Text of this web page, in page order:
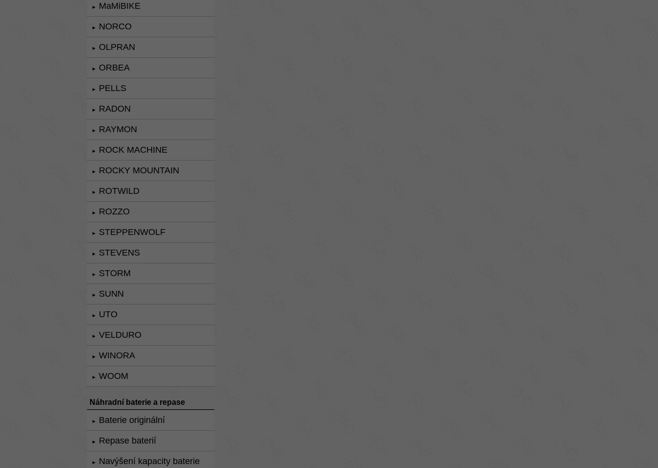
► MaMiBIKE
► NORCO
► OLPRAN
► ORBEA
► PELLS
► RADON
► RAYMON
► ROCK MACHINE
► ROCKY MOUNTAIN
► ROTWILD
► ROZZO
► STEPPENWOLF
► STEVENS
► STORM
► SUNN
► UTO
► VELDURO
► WINORA
► WOOM
Náhradní baterie a repase
► Baterie originální
► Repase baterií
► Navýšení kapacity baterie